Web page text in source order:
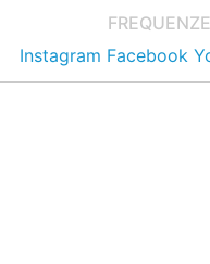
FREQUENZE
Instagram Facebook